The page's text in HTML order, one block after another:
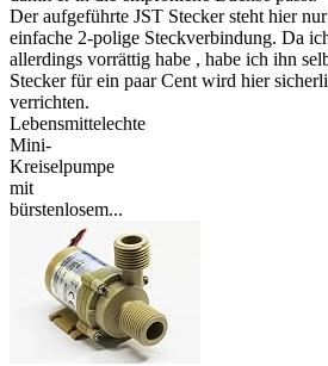
Der aufgeführte JST Stecker steht hier
einfache 2-polige Steckverbindung. Da
allerdings vorrättig habe , habe ich ihn
Stecker für ein paar Cent wird hier
verrichten.
Lebensmittelechte
Mini-
Kreiselpumpe
mit
bürstenlosem...